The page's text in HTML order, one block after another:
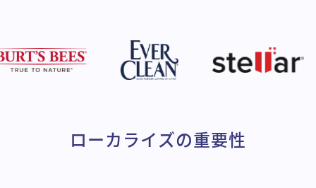
ローカライズの重要性